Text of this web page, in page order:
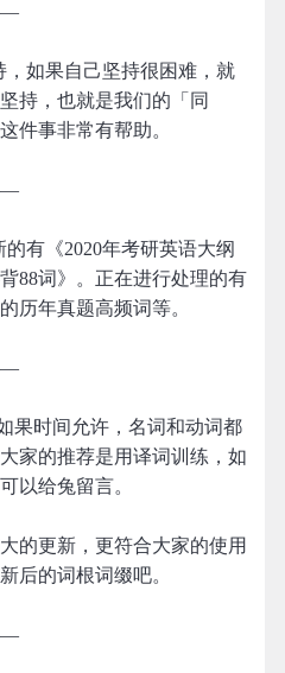
如果自己坚持很困难，就
持，也就是我们的「同
件事非常有帮助。
有《2020年考研英语大纲
88词》。正在进行处理的有
历年真题高频词等。
果时间允许，名词和动词都
家的推荐是用译词训练，如
以给兔留言。
的更新，更符合大家的使用
后的词根词缀吧。